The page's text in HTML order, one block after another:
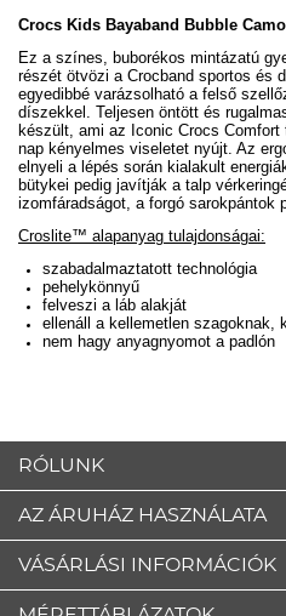
Crocs Kids Bayaband Bubble
Ez a színes, buborékos mintázatú
részét ötvözi a Crocband sportos és
egyedibbé varázsolható a felső
díszekkel. Teljesen öntött és
készült, ami az Iconic Crocs
nap kényelmes viseletet nyújt. Az
elnyeli a lépés során kialakult
bütykei pedig javítják a talp
izomfáradságot, a forgó sarokpántok
Croslite™ alapanyag tulajdonságai:
szabadalmaztatott technológia
pehelykönnyű
felveszi a láb alakját
ellenáll a kellemetlen szagoknak,
nem hagy anyagnyomot a padlón
RÓLUNK
AZ ÁRUHÁZ HASZNÁLATA
VÁSÁRLÁSI INFORMÁCIÓK